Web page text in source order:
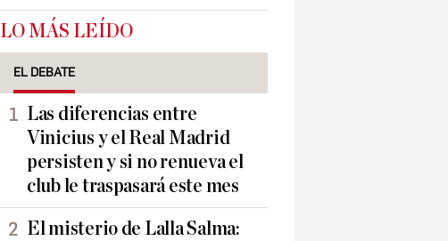
LO MÁS LEÍDO
EL DEBATE
Las diferencias entre
Vinicius y el Real Madrid
persisten y si no renueva el
club le traspasará este mes
El misterio de Lalla Salma: